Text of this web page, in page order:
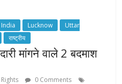
India Lucknow
Uttar
राष्ट्रीय
मांगने वाले 2 बदमाश
0 Comments